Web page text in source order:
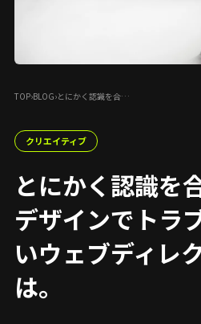
TOP›BLOG›とにかく認識を合…
クリエイティブ
とにかく認識を
デザインでトラ
いウェブディレ
は。